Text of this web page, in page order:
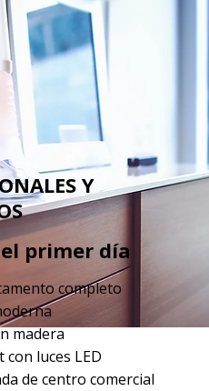
Y
primer día
completo
madera
con luces LED
de centro comercial